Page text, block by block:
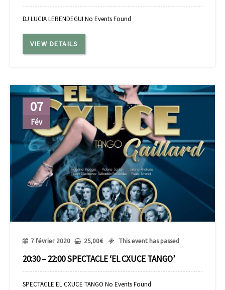
DJ LUCIA LERENDEGUI No Events Found
VIEW DETAILS
07
Fév
7 février 2020 25,00€ This event has passed
20:30 – 22:00 SPECTACLE ‘EL CXUCE TANGO’
SPECTACLE EL CXUCE TANGO No Events Found